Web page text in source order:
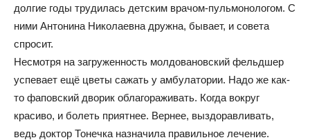
долгие годы трудилась детским врачом-пульмонологом. С
ними Антонина Николаевна дружна, бывает, и совета
спросит.
Несмотря на загруженность молдовановский фельдшер
успевает ещё цветы сажать у амбулатории. Надо же как-
то фаповский дворик облагораживать. Когда вокруг
красиво, и болеть приятнее. Вернее, выздоравливать,
ведь доктор Тонечка назначила правильное лечение.